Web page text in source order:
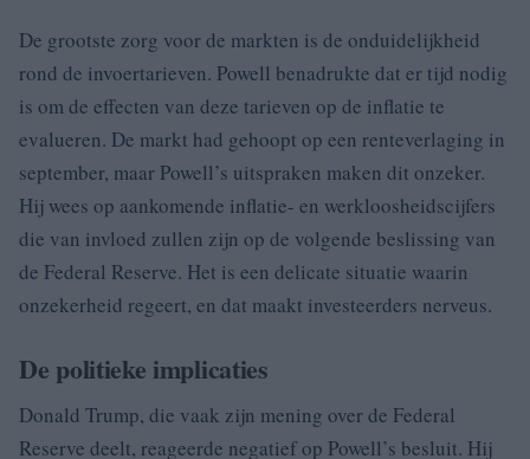
De grootste zorg voor de markten is de onduidelijkheid
rond de invoertarieven. Powell benadrukte dat er tijd nodig
is om de effecten van deze tarieven op de inflatie te
evalueren. De markt had gehoopt op een renteverlaging in
september, maar Powell’s uitspraken maken dit onzeker.
Hij wees op aankomende inflatie- en werkloosheidscijfers
die van invloed zullen zijn op de volgende beslissing van
de Federal Reserve. Het is een delicate situatie waarin
onzekerheid regeert, en dat maakt investeerders nerveus.
De politieke implicaties
Donald Trump, die vaak zijn mening over de Federal
Reserve deelt, reageerde negatief op Powell’s besluit. Hij